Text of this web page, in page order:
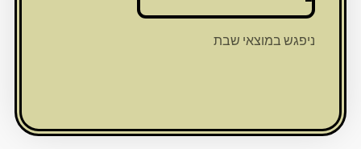
ס"מ
ניפגש במוצאי שבת